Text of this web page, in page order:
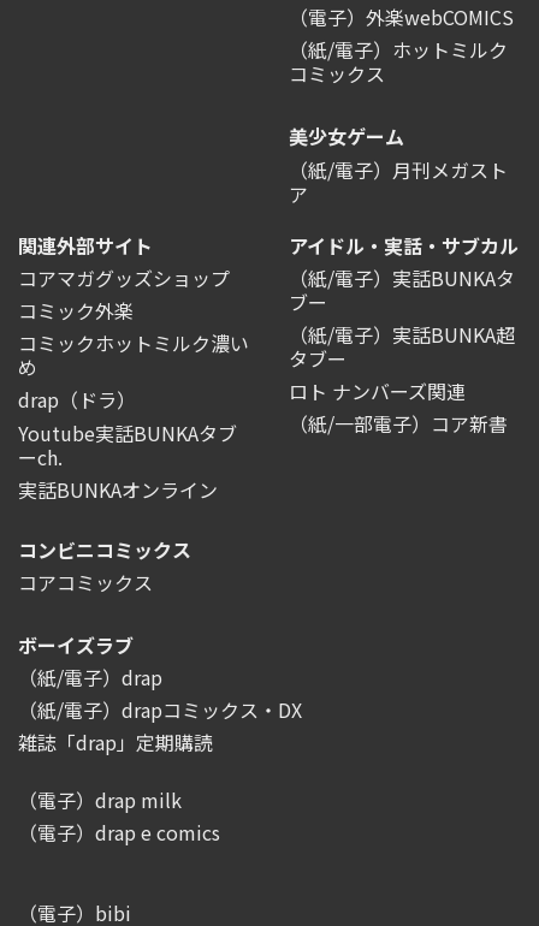
（電子）外楽webCOMICS
（紙/電子）ホットミルク
コミックス
美少女ゲーム
（紙/電子）月刊メガスト
ア
関連外部サイト
コアマガグッズショップ
コミック外楽
コミックホットミルク濃い
め
drap（ドラ）
Youtube実話BUNKAタブ
ーch.
実話BUNKAオンライン
アイドル・実話・サブカル
（紙/電子）実話BUNKAタ
ブー
（紙/電子）実話BUNKA超
タブー
ロト ナンバーズ関連
（紙/一部電子）コア新書
コンビニコミックス
コアコミックス
ボーイズラブ
（紙/電子）drap
（紙/電子）drapコミックス・DX
雑誌「drap」定期購読
（電子）drap milk
（電子）drap e comics
（電子）bibi